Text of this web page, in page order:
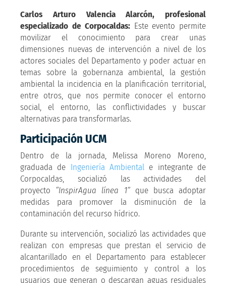
Carlos Arturo Valencia Alarcón, profesional
especializado de Corpocaldas: Este evento permite
movilizar el conocimiento para crear unas
dimensiones nuevas de intervención a nivel de los
actores sociales del Departamento y poder actuar en
temas sobre la gobernanza ambiental, la gestión
ambiental la incidencia en la planificación territorial,
entre otros, que nos permite conocer el entorno
social, el entorno, las conflictividades y buscar
alternativas para transformarlas.
Participación UCM
Dentro de la jornada, Melissa Moreno Moreno,
graduada de Ingeniería Ambiental e integrante de
Corpocaldas, socializó las actividades del
proyecto “InspirAgua línea 1”que busca adoptar
medidas para promover la disminución de la
contaminación del recurso hídrico.
Durante su intervención, socializó las actividades que
realizan con empresas que prestan el servicio de
alcantarillado en el Departamento para establecer
procedimientos de seguimiento y control a los
usuarios que generan o descargan aguas residuales